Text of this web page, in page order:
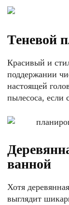
Теневой
Красивый и
поддержании
настоящей
пылесоса, если
ванной
Хотя
выглядит